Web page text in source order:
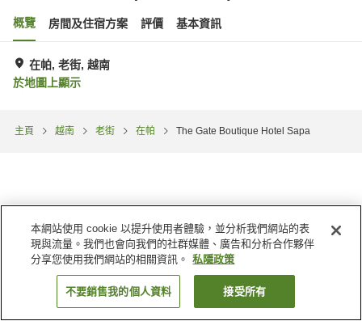
概覽 房間及住宿方案 評價 基本資訊
在帕, 老街, 越南
於地圖上顯示
主頁 越南 老街 在帕 The Gate Boutique Hotel Sapa
找客房
本網站使用 cookie 以提升使用者體驗，並分析我們網站的表
現與流量。我們也會向我們的社群媒體、廣告和分析合作夥伴
分享您使用我們網站的相關資訊。
私隱政策
不要銷售我的個人資料 接受所有